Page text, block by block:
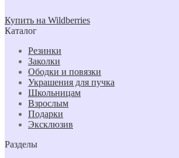
Купить на Wildberries
Каталог
Резинки
Заколки
Ободки и повязки
Украшения для пучка
Школьницам
Взрослым
Подарки
Эксклюзив
Разделы